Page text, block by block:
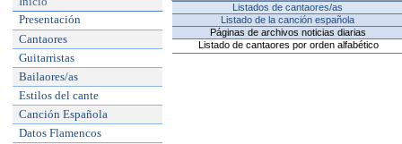
Presentación
Cantaores
Guitarristas
Bailaores/as
Estilos del cante
Canción Española
Datos Flamencos
Listados de cantaores/as
Listado de la canción española
Páginas de archivos noticias diarias
Listado de cantaores por orden alfabético